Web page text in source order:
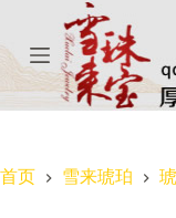
过
内
容
首页 雪来琥珀